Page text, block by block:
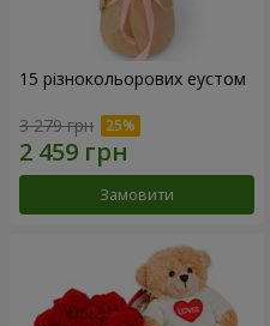
15 різнокольорових еустом
3 279 грн
Замовити